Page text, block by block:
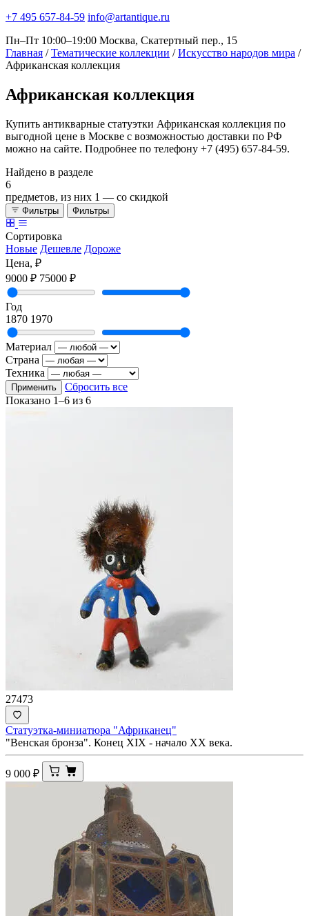
+7 495 657-84-59 info@artantique.ru
Пн–Пт 10:00–19:00 Москва, Скатертный пер., 15
Главная / Тематические коллекции / Искусство народов мира /
Африканская коллекция
Африканская коллекция
Купить антикварные статуэтки Африканская коллекция по
выгодной цене в Москве с возможностью доставки по РФ
можно на сайте. Подробнее по телефону +7 (495) 657-84-59.
Найдено в разделе
6
предметов, из них 1 — со скидкой
Фильтры Фильтры
Сортировка
Новые Дешевле Дороже
Цена, ₽
9000 ₽ 75000 ₽
Год
1870 1970
Материал
Страна
Техника
Применить
Сбросить все
Показано 1–6 из 6
27473
Статуэтка-миниатюра "Африканец"
"Венская бронза". Конец XIX - начало ХХ века.
9 000 ₽